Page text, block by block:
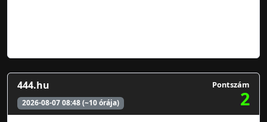
444.hu
2026-08-07 08:48 (~10 órája)
Pontszám
2